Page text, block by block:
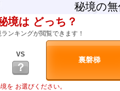
秘境の
境は どっち？
ンキングが閲覧できます！
VS
？
を お選びください。